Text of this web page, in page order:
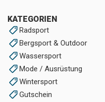
KATEGORIEN
Radsport
Bergsport & Outdoor
Wassersport
Mode / Ausrüstung
Wintersport
Gutschein